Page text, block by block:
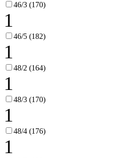
46/3 (170)
1
46/5 (182)
1
48/2 (164)
1
48/3 (170)
1
48/4 (176)
1